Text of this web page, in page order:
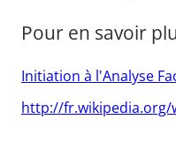
Pour en savoir
Initiation à l'Analyse
http://fr.wikipedia.org/